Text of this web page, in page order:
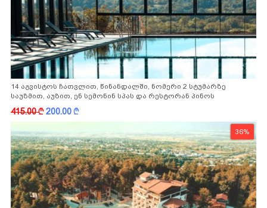
14 აგვისტოს ჩათვლით, წინანდალში, ნომერი 2 სტუმარზე
საუზმით, აუზით, ენ სემონინ სპას და რესტორან პინოს
415.00k200.00k
36%